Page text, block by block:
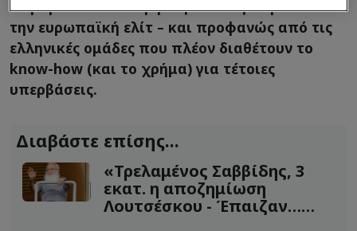
παραμένει πολύ υψηλό για να αγνοηθεί από
την ευρωπαϊκή ελίτ – και προφανώς από τις
ελληνικές ομάδες που πλέον διαθέτουν το
know-how (και το χρήμα) για τέτοιες
υπερβάσεις.
Διαβάστε επίσης...
«Τρελαμένος Σαββίδης, 3
εκατ. η αποζημίωση
Λουτσέσκου - Έπαιζαν…